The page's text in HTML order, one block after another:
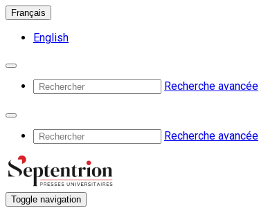
Français
English
Recherche avancée
Recherche avancée
Toggle navigation